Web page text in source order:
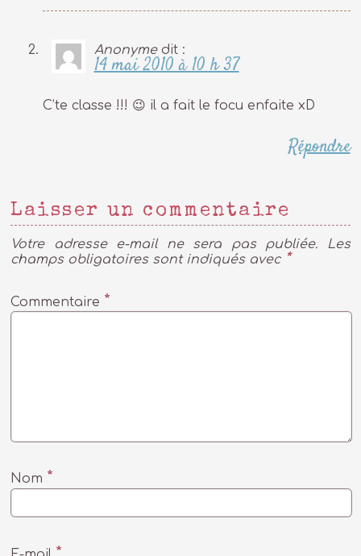
Anonyme dit :
14 mai 2010 à 10 h 37
C’te classe !!! 😉 il a fait le focu enfaite xD
Répondre
Laisser un commentaire
Votre adresse e-mail ne sera pas publiée.
Les
champs obligatoires sont indiqués avec *
Commentaire *
Nom *